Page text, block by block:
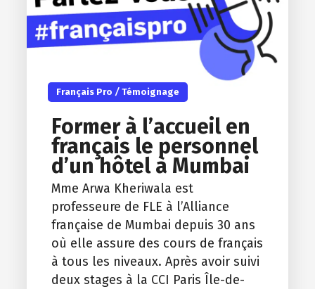
Français Pro / Témoignage
Former à l’accueil en
français le personnel
d’un hôtel à Mumbai
Mme Arwa Kheriwala est
professeure de FLE à l’Alliance
française de Mumbai depuis 30 ans
où elle assure des cours de français
à tous les niveaux. Après avoir suivi
deux stages à la CCI Paris Île-de-